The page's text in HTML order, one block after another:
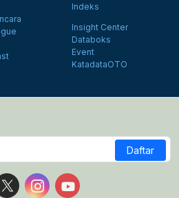
Indeks
Insight Center
Databoks
Event
KatadataOTO
Daftar
us on Facebook
Follow us on X
Follow us on Instagram
Follow us on